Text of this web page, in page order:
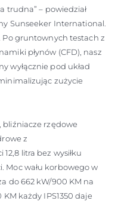
trudna” – powiedział
Sunseeker International.
Po gruntownych testach z
płynów (CFD), nasz
wyłącznie pod układ
zużycie
rzędowe
z
litra bez wysiłku
Moc wału korbowego w
do 662 kW/900 KM na
każdy IPS1350 daje